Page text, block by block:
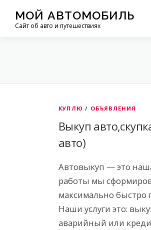
МОЙ АВТОМОБИЛЬ
Сайт об авто и путешествиях
КУПЛЮ / ОБЪЯВЛЕНИЯ
Выкуп
авто)
Автовыкуп — это
работы мы
максимально быстро
Наши услуги это:
аварийный или